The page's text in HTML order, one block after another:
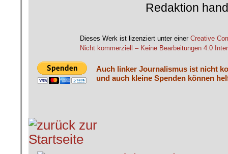
Redaktion
Dieses Werk ist lizenziert unter einer Creative
Nicht kommerziell – Keine Bearbeitungen 4.0
Auch linker Journalismus ist nicht
und auch kleine Spenden können